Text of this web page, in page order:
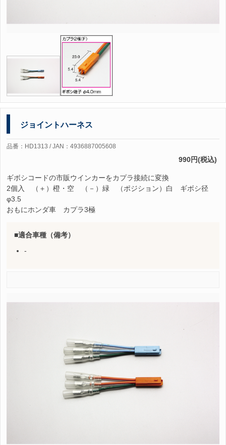
ジョイントハーネス
品番：HD1313 / JAN：4936887005608
990円(税込)
ギボシコードの市販ウインカーをカプラ接続に変換
2個入 （＋）橙・空 （－）緑 （ポジション）白 ギボシ径
φ3.5
おもにホンダ車 カプラ3極
適合車種（備考）
-